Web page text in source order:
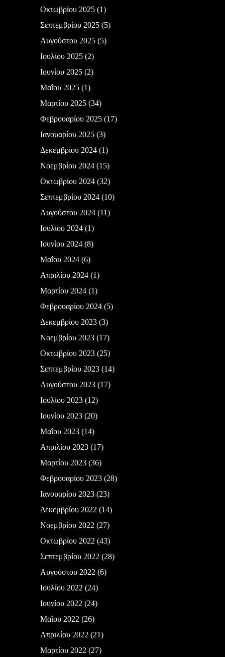
Οκτωβρίου 2025(1)
Σεπτεμβρίου 2025(5)
Αυγούστου 2025(5)
Ιουλίου 2025(2)
Ιουνίου 2025(2)
Μαΐου 2025(1)
Μαρτίου 2025(34)
Φεβρουαρίου 2025(17)
Ιανουαρίου 2025(3)
Δεκεμβρίου 2024(1)
Νοεμβρίου 2024(15)
Οκτωβρίου 2024(32)
Σεπτεμβρίου 2024(10)
Αυγούστου 2024(11)
Ιουλίου 2024(1)
Ιουνίου 2024(8)
Μαΐου 2024(6)
Απριλίου 2024(1)
Μαρτίου 2024(1)
Φεβρουαρίου 2024(5)
Δεκεμβρίου 2023(3)
Νοεμβρίου 2023(17)
Οκτωβρίου 2023(25)
Σεπτεμβρίου 2023(14)
Αυγούστου 2023(17)
Ιουλίου 2023(12)
Ιουνίου 2023(20)
Μαΐου 2023(14)
Απριλίου 2023(17)
Μαρτίου 2023(36)
Φεβρουαρίου 2023(28)
Ιανουαρίου 2023(23)
Δεκεμβρίου 2022 (14)
Νοεμβρίου 2022 (27)
Οκτωβρίου 2022 (43)
Σεπτεμβρίου 2022 (28)
Αυγούστου 2022 (6)
Ιουλίου 2022 (24)
Ιουνίου 2022 (24)
Μαΐου 2022 (26)
Απριλίου 2022 (21)
Μαρτίου 2022 (27)